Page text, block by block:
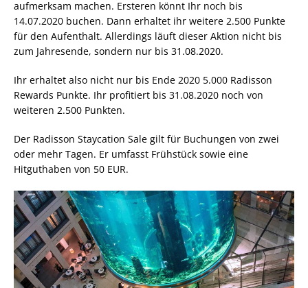
aufmerksam machen. Ersteren könnt Ihr noch bis
14.07.2020 buchen. Dann erhaltet ihr weitere 2.500 Punkte
für den Aufenthalt. Allerdings läuft dieser Aktion nicht bis
zum Jahresende, sondern nur bis 31.08.2020.
Ihr erhaltet also nicht nur bis Ende 2020 5.000 Radisson
Rewards Punkte. Ihr profitiert bis 31.08.2020 noch von
weiteren 2.500 Punkten.
Der Radisson Staycation Sale gilt für Buchungen von zwei
oder mehr Tagen. Er umfasst Frühstück sowie eine
Hitguthaben von 50 EUR.